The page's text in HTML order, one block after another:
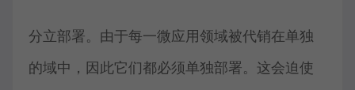
分立部署。由于每一微应用领域被代销在单独
的域中，因此它们都必须单独部署。这会迫使